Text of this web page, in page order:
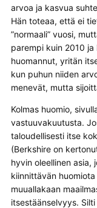
arvoa ja kasvua
Hän toteaa, että ei
”normaali” vuosi,
parempi kuin 2010
huomannut, yritän
kun puhun niiden
menevät, mutta
Kolmas huomio,
vastuuvakuutusta.
taloudellisesti itse
(Berkshire on
hyvin oleellinen asia,
kiinnittävän
muuallakaan
itsestäänselvyys.